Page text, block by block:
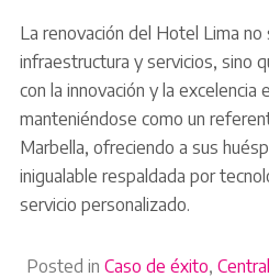
La renovación del Hotel Lima no
infraestructura y servicios, sino
con la innovación y la excelencia
manteniéndose como un
Marbella, ofreciendo a sus
inigualable respaldada por
servicio personalizado.
Posted in Caso de éxito,